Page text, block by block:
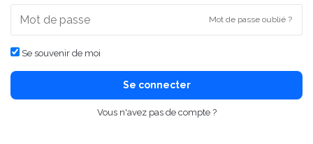
Mot de passe oublié ?
Se souvenir de moi
Se connecter
Vous n'avez pas de compte ?